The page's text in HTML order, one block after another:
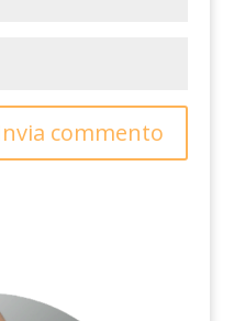
commento